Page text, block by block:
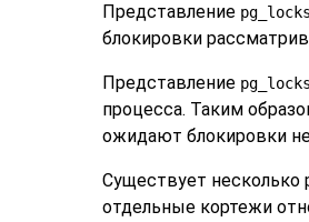
Представление pg_locks
блокировки
Представление pg_locks
процесса. Таким
ожидают блокировки
Существует
отдельные кортежи